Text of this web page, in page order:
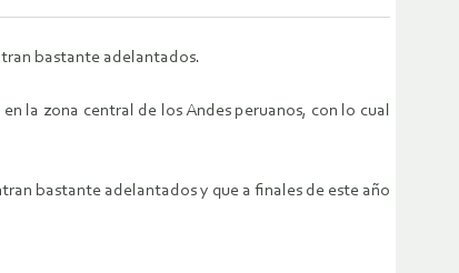
bastante adelantados.
la zona central de los Andes peruanos, con lo cual
bastante adelantados y que a finales de este año